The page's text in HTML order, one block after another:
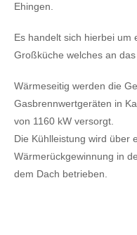
Ehingen.
Es handelt sich hierbei um
Großküche welches an
Wärmeseitig werden die
Gasbrennwertgeräten in
von 1160 kW versorgt.
Die Kühlleistung wird über
Wärmerückgewinnung in
dem Dach betrieben.